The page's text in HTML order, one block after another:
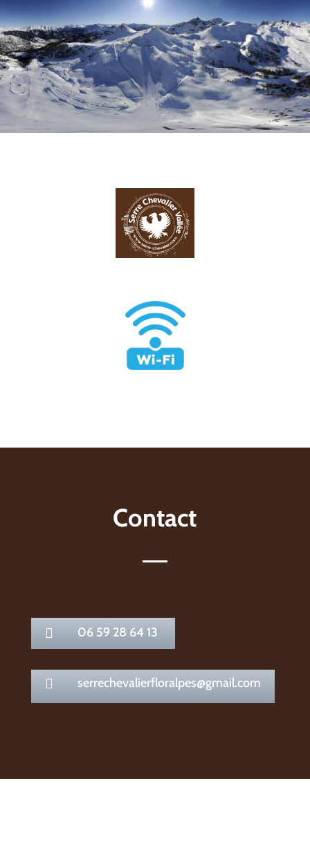
Contact
 06 59 28 64 13
 serrechevalierfloralpes@gmail.com